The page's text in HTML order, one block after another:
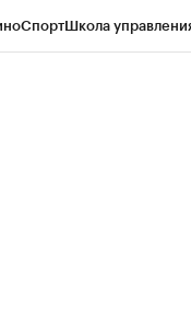
СпортШкола